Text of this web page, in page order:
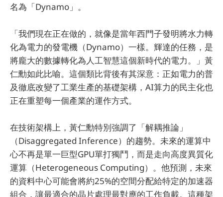
名為「Dynamo」。
「我們現在正在做的，就像是當年西門子發明將水力轉
化為電力的發電機（Dynamo）一樣。輝達的任務，是
將龐大的數據轉化為人工智慧這個新時代的電力。」黃
仁勳如此比喻。這個類比背後有其深意：正如電力的普
及徹底改變了工業生產的基礎架構，AI算力的民主化也
正在重塑每一個產業的運作方式。
在技術架構上，黃仁勳特別強調了「解耦推論」
（Disaggregated Inference）的趨勢。未來的運算中
心不再是單一巨型GPU單打獨鬥，而是走向高度異質化
運算（Heterogeneous Computing）。他預測，未來
的資料中心可能會將約25%的空間分配給特定的加速器
組合，讓最適合的晶片處理最對應的工作負載。這種架